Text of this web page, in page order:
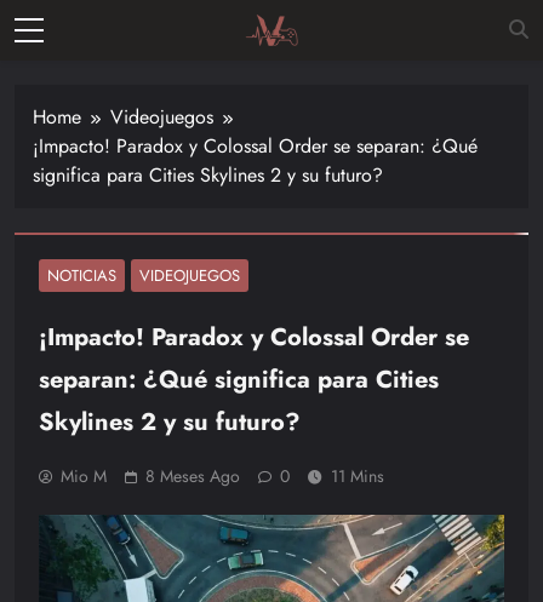
Skip
de las
últimas
novedades
–
Nintendo,
Playstac
Home
Videojuegos
¡Impacto! Paradox y Colossal Order se separan: ¿Qué
significa para Cities Skylines 2 y su futuro?
NOTICIAS VIDEOJUEGOS
¡Impacto! Paradox y Colossal Order se
separan: ¿Qué significa para Cities
Skylines 2 y su futuro?
Mio M 8 Meses Ago 0 11 Mins